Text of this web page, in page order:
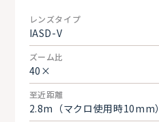
レンズタイプ
IASD-V
ズーム比
40×
至近距離
2.8m（マクロ使用時10mm）